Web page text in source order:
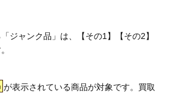
ジャンク品」は、【その1】【その2】
が表示されている商品が対象です。買取